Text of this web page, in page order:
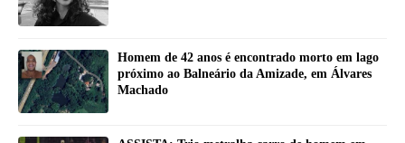
Homem de 42 anos é encontrado morto em lago
próximo ao Balneário da Amizade, em Álvares
Machado